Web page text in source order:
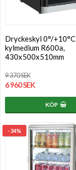
Dryckeskyl 0°/+10°C
kylmedium R600a,
430x500x510mm
9 370 SEK
6 960 SEK
KÖP
- 34%